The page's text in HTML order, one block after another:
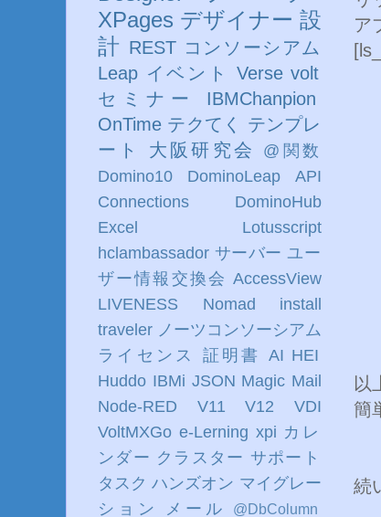
ア
以
簡
続
XPages デザイナー 設
計 REST コンソーシアム
Leap イベント Verse volt
セミナー
IBMChanpion
OnTime テクてく
テンプレ
ート
大阪研究会
@関数
Domino10
DominoLeap
API
Connections
DominoHub
Excel
Lotusscript
hclambassador サーバー ユー
ザー情報交換会 AccessView
LIVENESS
Nomad
install
traveler ノーツコンソーシアム
ライセンス
証明書 AI HEI
Huddo IBMi JSON Magic Mail
Node-RED
V11 V12
VDI
VoltMXGo e-Lerning xpi カレ
ンダー クラスター サポート
タスク ハンズオン マイグレー
ション
メール
@DbColumn